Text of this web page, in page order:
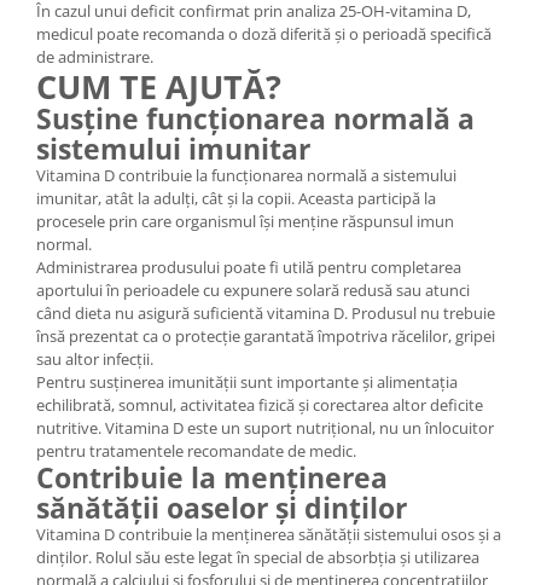
În cazul unui deficit confirmat prin analiza 25-OH-vitamina D,
medicul poate recomanda o doză diferită și o perioadă specifică
de administrare.
CUM TE AJUTĂ?
Susține funcționarea normală a
sistemului imunitar
Vitamina D contribuie la funcționarea normală a sistemului
imunitar, atât la adulți, cât și la copii. Aceasta participă la
procesele prin care organismul își menține răspunsul imun
normal.
Administrarea produsului poate fi utilă pentru completarea
aportului în perioadele cu expunere solară redusă sau atunci
când dieta nu asigură suficientă vitamina D. Produsul nu trebuie
însă prezentat ca o protecție garantată împotriva răcelilor, gripei
sau altor infecții.
Pentru susținerea imunității sunt importante și alimentația
echilibrată, somnul, activitatea fizică și corectarea altor deficite
nutritive. Vitamina D este un suport nutrițional, nu un înlocuitor
pentru tratamentele recomandate de medic.
Contribuie la menținerea
sănătății oaselor și dinților
Vitamina D contribuie la menținerea sănătății sistemului osos și a
dinților. Rolul său este legat în special de absorbția și utilizarea
normală a calciului și fosforului și de menținerea concentrațiilor